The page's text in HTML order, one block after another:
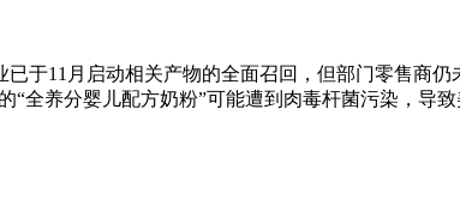
11月启动相关产物的全面召回，但部门零售商仍
“全养分婴儿配方奶粉”可能遭到肉毒杆菌污染，导